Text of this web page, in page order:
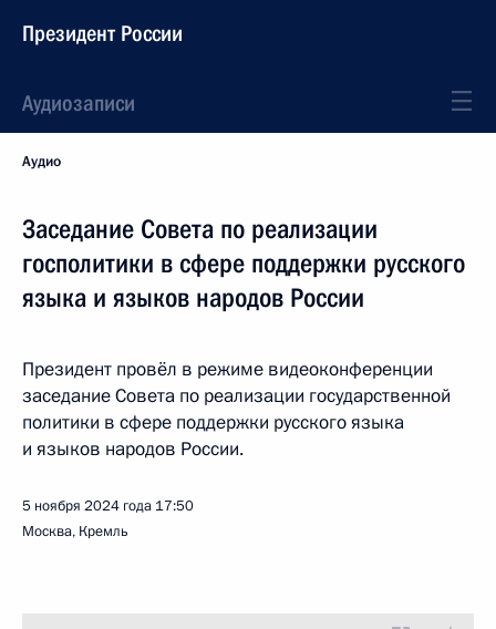
Президент России
Аудиозаписи
Аудио
Заседание Совета по реализации
госполитики в сфере поддержки русского
языка и языков народов России
Президент провёл в режиме видеоконференции
заседание Совета по реализации государственной
политики в сфере поддержки русского языка
и языков народов России.
5 ноября 2024 года 17:50
Москва, Кремль